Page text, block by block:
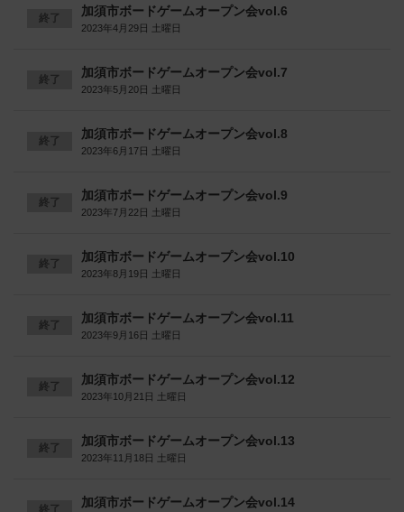
終了 加須市ボードゲームオープン会vol.6
2023年4月29日 土曜日
終了 加須市ボードゲームオープン会vol.7
2023年5月20日 土曜日
終了 加須市ボードゲームオープン会vol.8
2023年6月17日 土曜日
終了 加須市ボードゲームオープン会vol.9
2023年7月22日 土曜日
終了 加須市ボードゲームオープン会vol.10
2023年8月19日 土曜日
終了 加須市ボードゲームオープン会vol.11
2023年9月16日 土曜日
終了 加須市ボードゲームオープン会vol.12
2023年10月21日 土曜日
終了 加須市ボードゲームオープン会vol.13
2023年11月18日 土曜日
終了 加須市ボードゲームオープン会vol.14